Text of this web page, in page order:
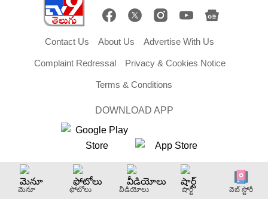
Contact Us About Us Advertise With Us
Complaint Redressal Privacy & Cookies Notice
Terms & Conditions
DOWNLOAD APP
Copyright © 2026 TV9 Telugu. All Rights Reserved.
మెనూ ఫోటోలు వీడియోలు షార్ట్ వెబ్ స్టోరీ